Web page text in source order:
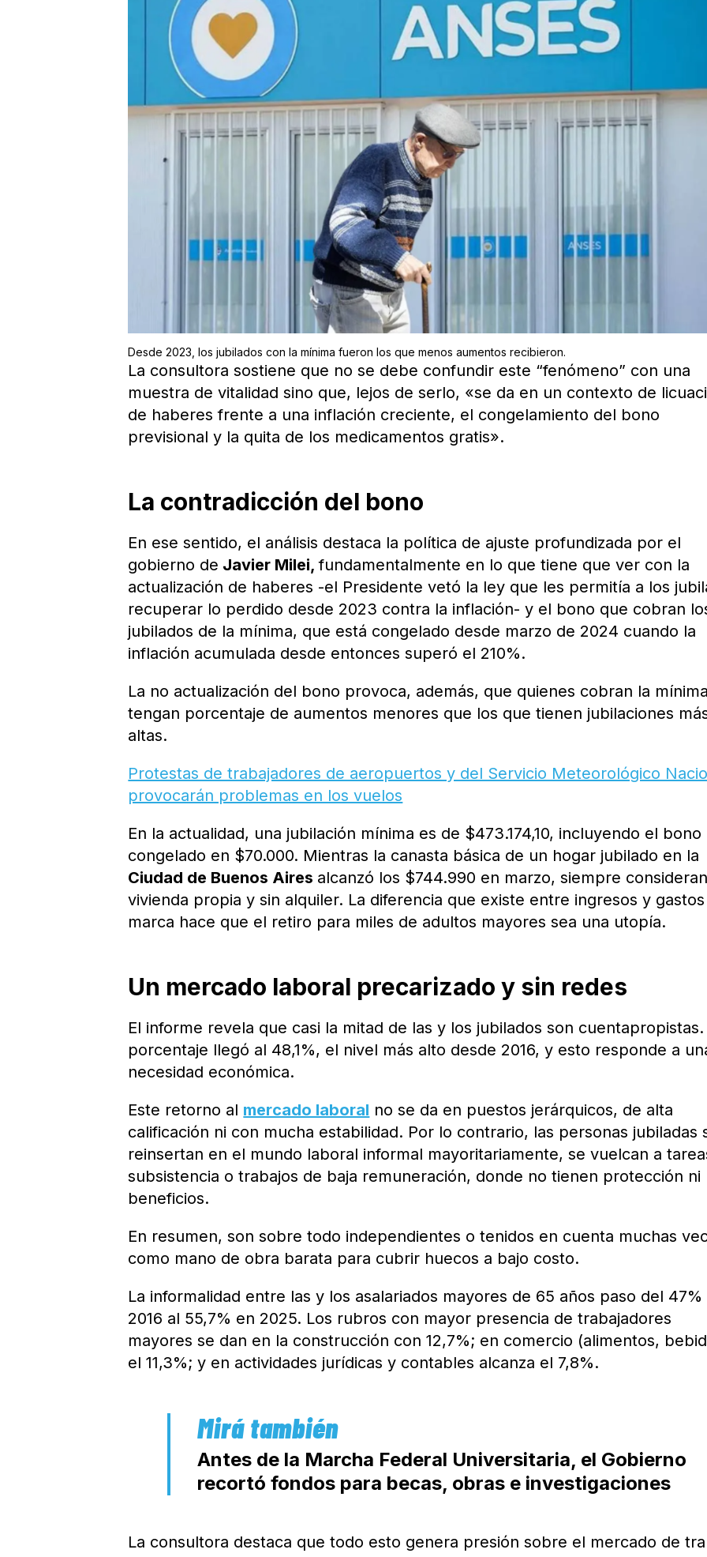
Desde 2023, los jubilados con la mínima fueron los que menos aumentos recibieron.
La consultora sostiene que no se debe confundir este “fenómeno” con una
muestra de vitalidad sino que, lejos de serlo, «se da en un contexto de
de haberes frente a una inflación creciente, el congelamiento del bono
previsional y la quita de los medicamentos gratis».
La contradicción del bono
En ese sentido, el análisis destaca la política de ajuste profundizada por el
gobierno de Javier Milei,fundamentalmente en lo que tiene que ver con la
actualización de haberes -el Presidente vetó la ley que les permitía a los
recuperar lo perdido desde 2023 contra la inflación- y el bono que cobran
jubilados de la mínima, que está congelado desde marzo de 2024 cuando la
inflación acumulada desde entonces superó el 210%.
La no actualización del bono provoca, además, que quienes cobran la
tengan porcentaje de aumentos menores que los que tienen jubilaciones
altas.
Protestas de trabajadores de aeropuertos y del Servicio Meteorológico
provocarán problemas en los vuelos
En la actualidad, una jubilación mínima es de $473.174,10, incluyendo el bono
congelado en $70.000. Mientras la canasta básica de un hogar jubilado en la
Ciudad de Buenos Aires alcanzó los $744.990 en marzo, siempre
vivienda propia y sin alquiler. La diferencia que existe entre ingresos y gastos
marca hace que el retiro para miles de adultos mayores sea una utopía.
Un mercado laboral precarizado y sin redes
El informe revela que casi la mitad de las y los jubilados son cuentapropistas.
porcentaje llegó al 48,1%, el nivel más alto desde 2016, y esto responde a
necesidad económica.
Este retorno al mercado laboral no se da en puestos jerárquicos, de alta
calificación ni con mucha estabilidad. Por lo contrario, las personas jubiladas
reinsertan en el mundo laboral informal mayoritariamente, se vuelcan a
subsistencia o trabajos de baja remuneración, donde no tienen protección ni
beneficios.
En resumen, son sobre todo independientes o tenidos en cuenta muchas
como mano de obra barata para cubrir huecos a bajo costo.
La informalidad entre las y los asalariados mayores de 65 años paso del 47%
2016 al 55,7% en 2025. Los rubros con mayor presencia de trabajadores
mayores se dan en la construcción con 12,7%; en comercio (alimentos,
el 11,3%; y en actividades jurídicas y contables alcanza el 7,8%.
Antes de la Marcha Federal Universitaria, el Gobierno
recortó fondos para becas, obras e investigaciones
La consultora destaca que todo esto genera presión sobre el mercado de